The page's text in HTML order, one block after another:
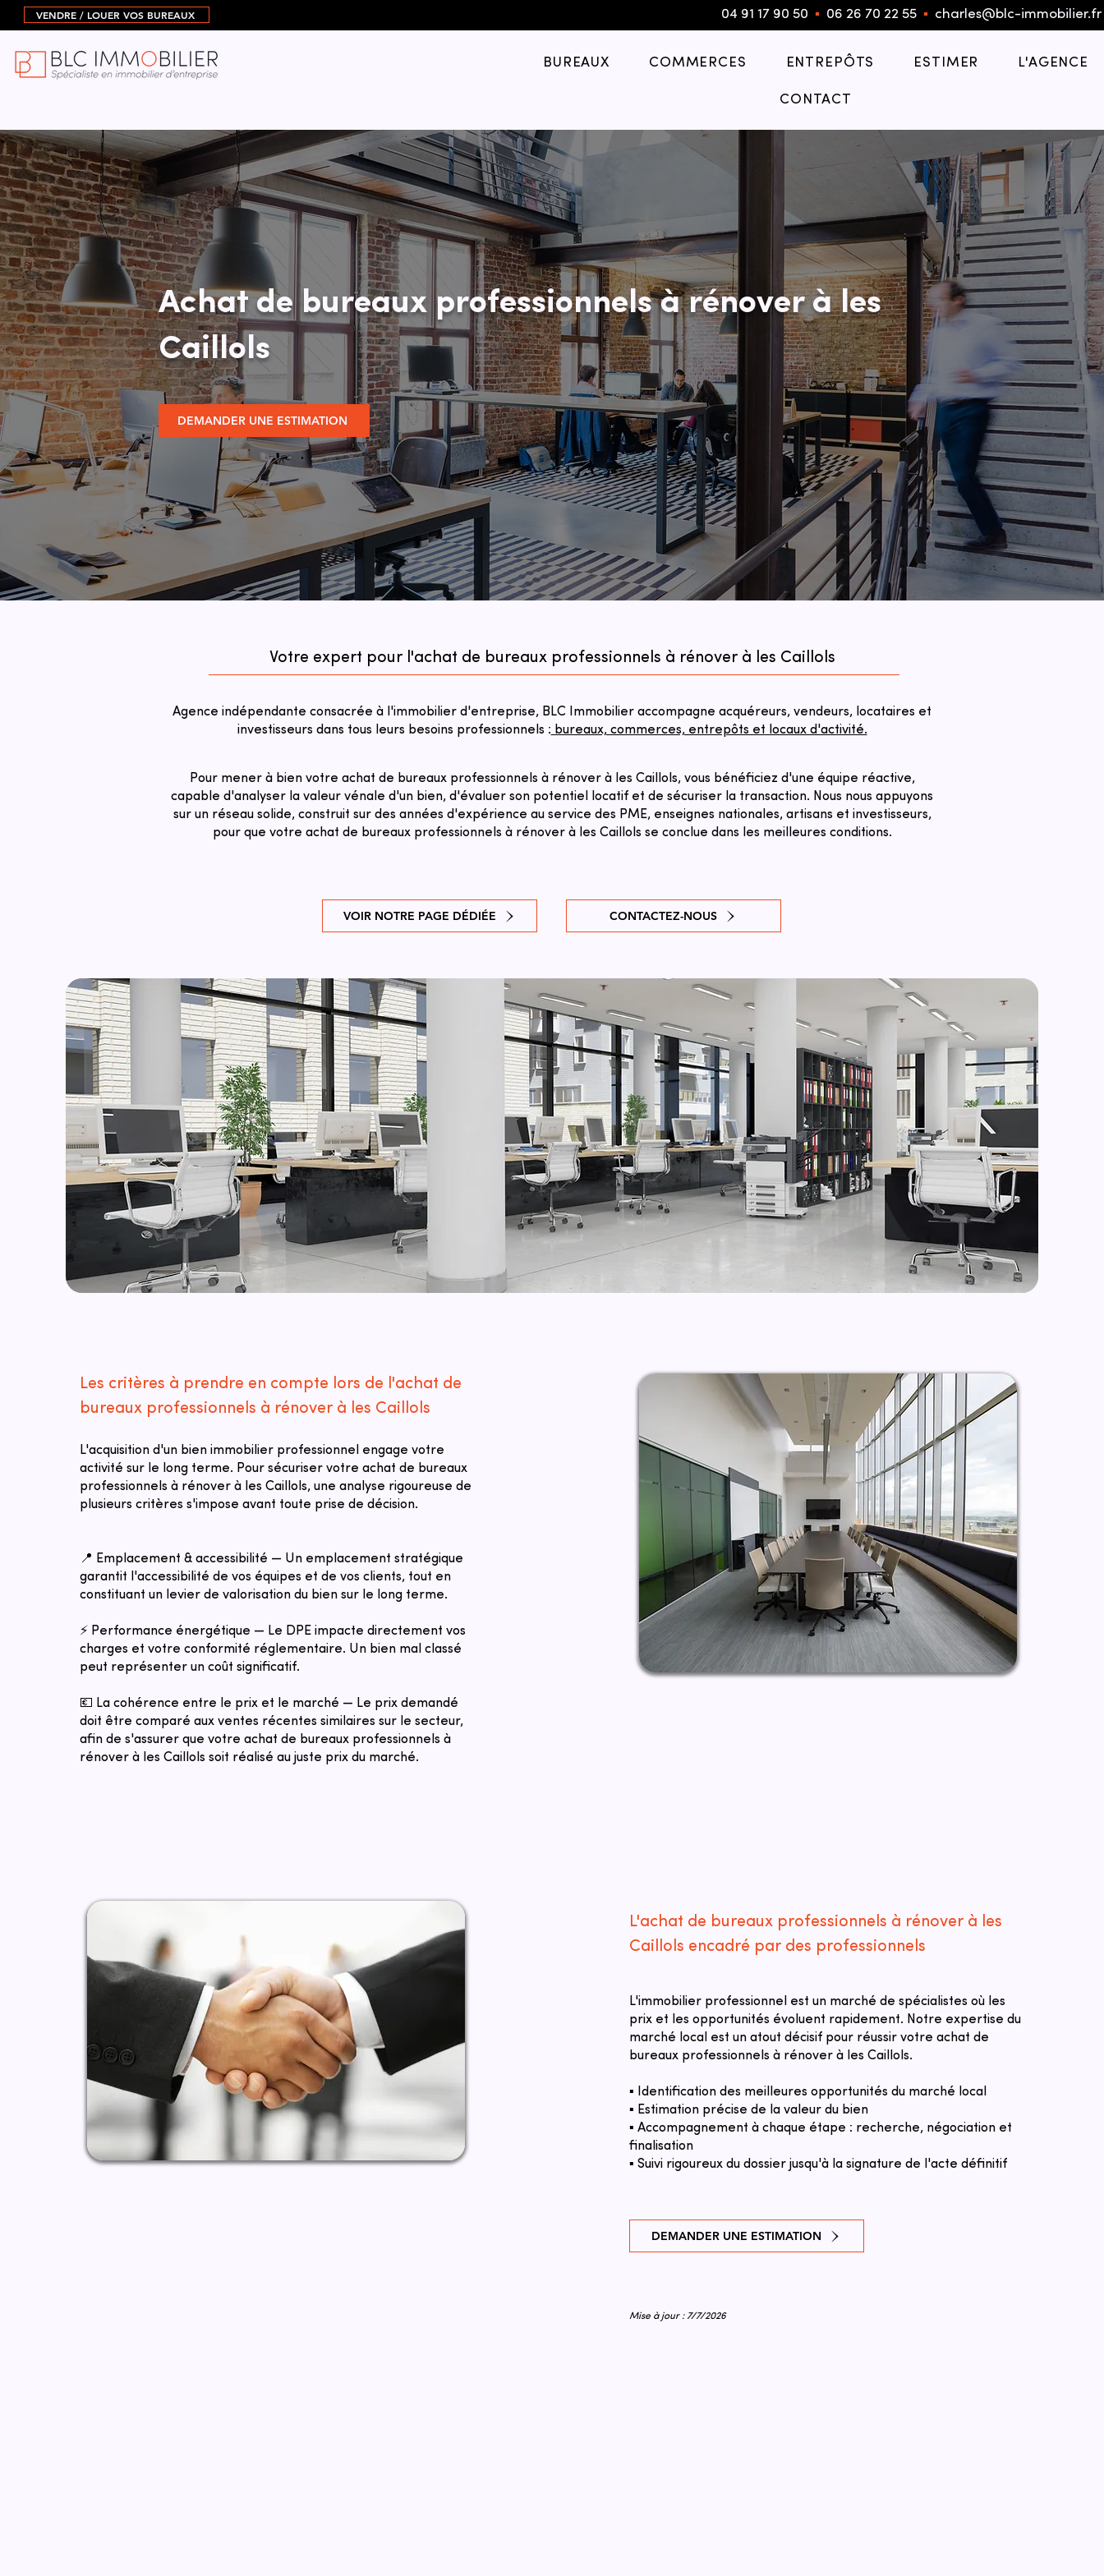
VENDRE / LOUER VOS BUREAUX 04 91 17 90 50 ▪︎ 06 26 70 22 55 ▪︎ charles@blc-immobilier.fr
BUREAUX COMMERCES ENTREPÔTS ESTIMER L'AGENCE
CONTACT
Achat de bureaux professionnels à rénover à les
Caillols
DEMANDER UNE ESTIMATION
Votre expert pour l'achat de bureaux professionnels à rénover à les Caillols
Agence indépendante consacrée à l'immobilier d'entreprise, BLC Immobilier accompagne acquéreurs, vendeurs, locataires et
investisseurs dans tous leurs besoins professionnels : bureaux, commerces, entrepôts et locaux d'activité.
Pour mener à bien votre achat de bureaux professionnels à rénover à les Caillols, vous bénéficiez d'une équipe réactive,
capable d'analyser la valeur vénale d'un bien, d'évaluer son potentiel locatif et de sécuriser la transaction. ​Nous nous appuyons
sur un réseau solide, construit sur des années d'expérience au service des PME, enseignes nationales, artisans et investisseurs,
pour que votre achat de bureaux professionnels à rénover à les Caillols se conclue dans les meilleures conditions.
VOIR NOTRE PAGE DÉDIÉE CONTACTEZ-NOUS
Les critères à prendre en compte lors de l'achat de
bureaux professionnels à rénover à les Caillols
L'acquisition d'un bien immobilier professionnel engage votre
activité sur le long terme. Pour sécuriser votre achat de bureaux
professionnels à rénover à les Caillols, une analyse rigoureuse de
plusieurs critères s'impose avant toute prise de décision.
📍 Emplacement & accessibilité — Un emplacement stratégique
garantit l'accessibilité de vos équipes et de vos clients, tout en
constituant un levier de valorisation du bien sur le long terme.
⚡ Performance énergétique — Le DPE impacte directement vos
charges et votre conformité réglementaire. Un bien mal classé
peut représenter un coût significatif.
💶 La cohérence entre le prix et le marché — Le prix demandé
doit être comparé aux ventes récentes similaires sur le secteur,
afin de s'assurer que votre achat de bureaux professionnels à
rénover à les Caillols soit réalisé au juste prix du marché.
L'achat de bureaux professionnels à rénover à les
Caillols encadré par des professionnels
L'immobilier professionnel est un marché de spécialistes où les
prix et les opportunités évoluent rapidement. Notre expertise du
marché local est un atout décisif pour réussir votre achat de
bureaux professionnels à rénover à les Caillols.
▪ Identification des meilleures opportunités du marché local
▪ Estimation précise de la valeur du bien
▪ Accompagnement à chaque étape : recherche, négociation et
finalisation
▪ Suivi rigoureux du dossier jusqu'à la signature de l'acte définitif
DEMANDER UNE ESTIMATION
Mise à jour : 7/7/2026